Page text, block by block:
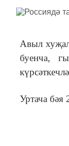
Авыл
буенча,
Уртача бәя